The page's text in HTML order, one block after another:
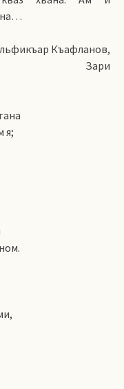
Къафланов,
Зари
я;